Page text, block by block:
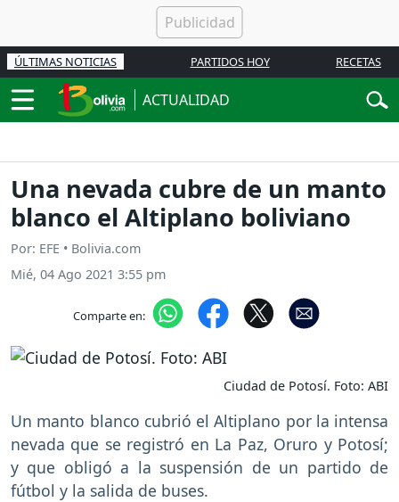
ÚLTIMAS NOTICIAS PARTIDOS HOY RECETAS
ACTUALIDAD
Una nevada cubre de un manto
blanco el Altiplano boliviano
Por: EFE • Bolivia.com
Mié, 04 Ago 2021 3:55 pm
Comparte en:
Ciudad de Potosí. Foto: ABI
Un manto blanco cubrió el Altiplano por la intensa
nevada que se registró en La Paz, Oruro y Potosí;
y que obligó a la suspensión de un partido de
fútbol y la salida de buses.